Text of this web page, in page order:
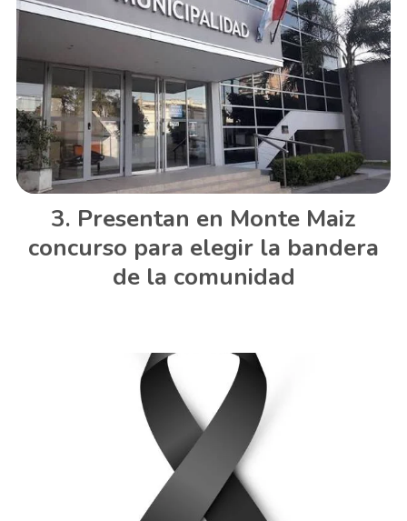
Presentan en Monte Maiz
concurso para elegir la bandera
de la comunidad